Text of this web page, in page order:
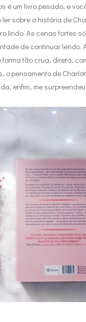
é um livro pesado, e
sobre a história de
lindo. As cenas fortes
de continuar lendo.
tão crua, direta,
o pensamento de
enfim, me surpreendeu